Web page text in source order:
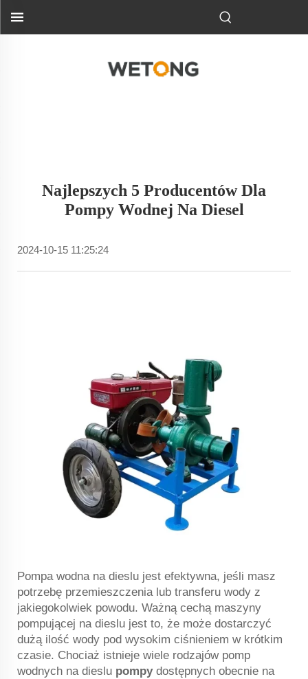
Najlepszych 5 Producentów Dla
Pompy Wodnej Na Diesel
2024-10-15 11:25:24
Pompa wodna na dieslu jest efektywna, jeśli masz
potrzebę przemieszczenia lub transferu wody z
jakiegokolwiek powodu. Ważną cechą maszyny
pompującej na dieslu jest to, że może dostarczyć
dużą ilość wody pod wysokim ciśnieniem w krótkim
czasie. Chociaż istnieje wiele rodzajów pomp
wodnych na dieslu pompy dostępnych obecnie na